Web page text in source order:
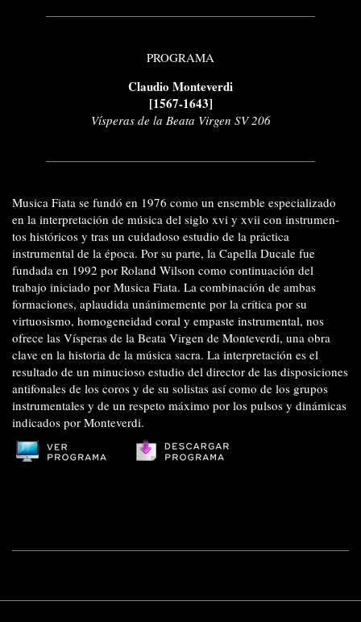
PROGRAMA
Claudio Monteverdi
[1567-1643]
Vísperas de la Beata Virgen SV 206
Musica Fiata se fundó en 1976 como un ensemble especializado
en la interpretación de música del siglo xvi y xvii con instrumen-
tos históricos y tras un cuidadoso estudio de la práctica
instrumental de la época. Por su parte, la Capella Ducale fue
fundada en 1992 por Roland Wilson como continuación del
trabajo iniciado por Musica Fiata. La combinación de ambas
formaciones, aplaudida unánimemente por la crítica por su
virtuosismo, homogeneidad coral y empaste instrumental, nos
ofrece las Vísperas de la Beata Virgen de Monteverdi, una obra
clave en la historia de la música sacra. La interpretación es el
resultado de un minucioso estudio del director de las disposiciones
antifonales de los coros y de su solistas así como de los grupos
instrumentales y de un respeto máximo por los pulsos y dinámicas
indicados por Monteverdi.